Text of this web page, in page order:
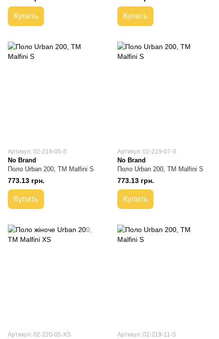
Купить Купить
Артикул: 02-219-05-S
No Brand
Поло Urban 200, TM Malfini S
773.13 грн.
Купить
Артикул: 02-219-07-S
No Brand
Поло Urban 200, TM Malfini S
773.13 грн.
Купить
Артикул: 02-220-05-XS Артикул: 02-219-11-S